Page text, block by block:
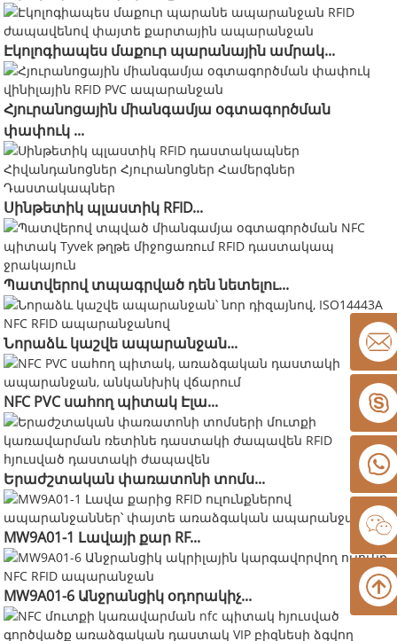
Էկոլոգիապես մաքուր պարանային ամրակ...
Հյուրանոցային միանգամյա օգտագործման
փափուկ ...
Սինթետիկ պլաստիկ RFID...
Պատվերով տպագրված դեն նետելու...
Նորաձև կաշվե ապարանջան...
NFC PVC սահող պիտակ Էլա...
Երաժշտական ​​փառատոնի տոմս...
MW9A01-1 Լավայի քար RF...
MW9A01-6 Անջրանցիկ օդորակիչ...